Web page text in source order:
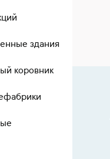
здания
коровник